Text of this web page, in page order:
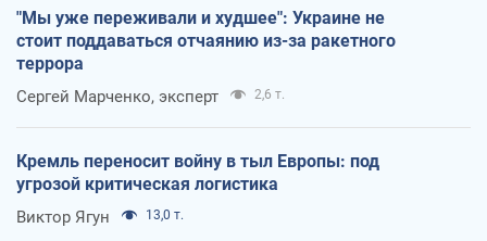
"Мы уже переживали и худшее": Украине не
стоит поддаваться отчаянию из-за ракетного
террора
Сергей Марченко, эксперт 2,6 т.
Кремль переносит войну в тыл Европы: под
угрозой критическая логистика
Виктор Ягун 13,0 т.